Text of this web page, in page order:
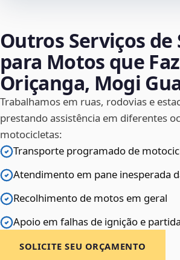
Outros Serviços
para Motos que
Oriçanga, Mogi
Trabalhamos em ruas, rodovias e
prestando assistência em diferentes
motocicletas:
Transporte programado de
Atendimento em pane inesperada
Recolhimento de motos em geral
Apoio em falhas de ignição e partida
SOLICITE SEU ORÇAMENTO